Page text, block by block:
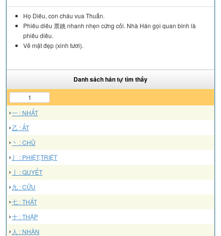
Họ Diêu, con cháu vua Thuấn.
Phiêu diêu 票姚 nhanh nhẹn cứng cỏi. Nhà Hán gọi quan bình là
phiêu diêu.
Vẻ mặt đẹp (xinh tươi).
Danh sách hán tự tìm thấy
1
一 : NHẤT
乙 : ẤT
丶 : CHỦ
丿 : PHIỆT,TRIỆT
亅 : QUYẾT
九 : CỬU
七 : THẤT
十 : THẬP
人 : NHÂN